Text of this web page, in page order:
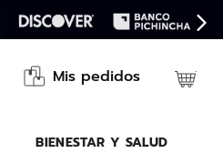
Mis pedidos
BIENESTAR Y SALUD